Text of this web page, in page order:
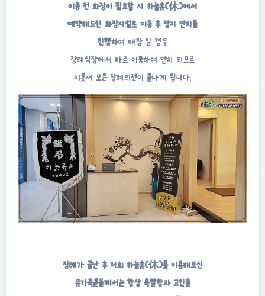
이동 전 화장이 필요할 시 하늘휴(休)에서
예약해드린 화장시설로 이동 후 장지 안치를
진행하며 매장 일 경우
장례식장에서 바로 이동하여 안치 되므로
이롯서 모든 장례의전이 끝나게 됩니다.
장례가 끝난 후 저희 하늘휴(休)를 이용해보신
유가족분들께서는 항상 특별함과 고인을